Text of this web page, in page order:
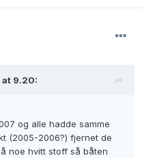
at 9.20:
og alle hadde samme
(2005-2006?) fjernet de
noe hvitt stoff så båten